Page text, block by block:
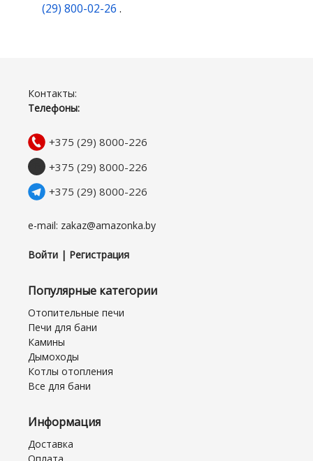
(29) 800-02-26 .
Контакты:
Телефоны:
+375 (29) 8000-226
+375 (29) 8000-226
+375 (29) 8000-226
e-mail: zakaz@amazonka.by
Войти | Регистрация
Популярные категории
Отопительные печи
Печи для бани
Камины
Дымоходы
Котлы отопления
Все для бани
Информация
Доставка